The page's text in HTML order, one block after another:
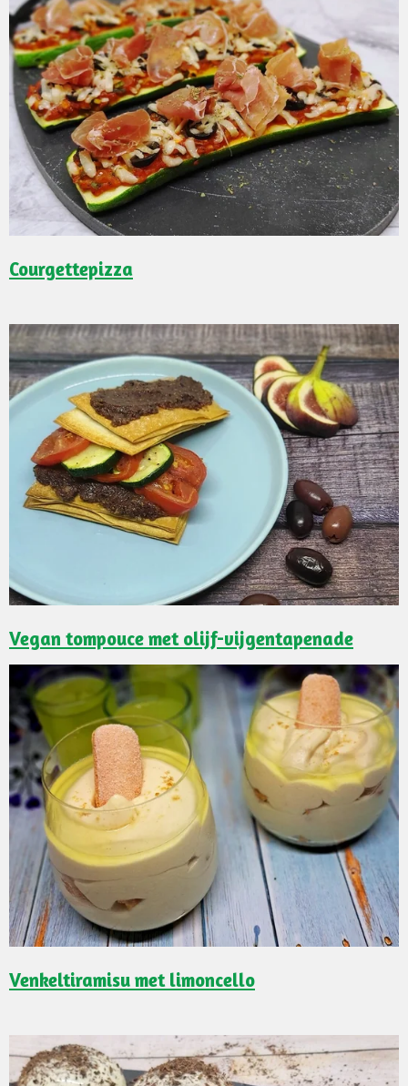
Courgettepizza
Vegan tompouce met olijf-vijgentapenade
Venkeltiramisu met limoncello